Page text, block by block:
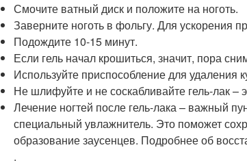
Смочите ватный диск и положите на ноготь.
Заверните ноготь в фольгу. Для ускорения
Подождите 10-15 минут.
Если гель начал крошиться, значит, пора
Используйте приспособление для удаления
Не шлифуйте и не соскабливайте гель-лак –
Лечение ногтей после гель-лака – важный
специальный увлажнитель. Это поможет
образование заусенцев. Подробнее об
.